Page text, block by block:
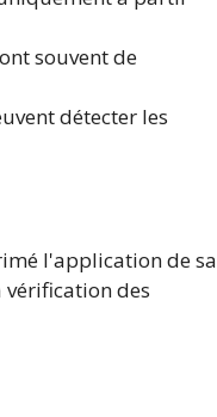
souvent de
détecter les
l'application de sa
vérification des